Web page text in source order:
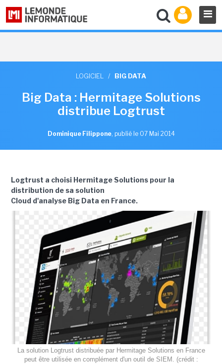
LOGICIEL / BIG DATA
Big Data : Hermitage Solutions
distribue Logtrust
Dominique Filippone, publié le 07 Mai 2014
Logtrust a choisi Hermitage Solutions pour la
distribution de sa solution
Cloud d'analyse Big Data en France.
La solution Logtrust distribuée par Hermitage Solutions en France
peut être utilisée en complément d'un outil de SIEM. (crédit :